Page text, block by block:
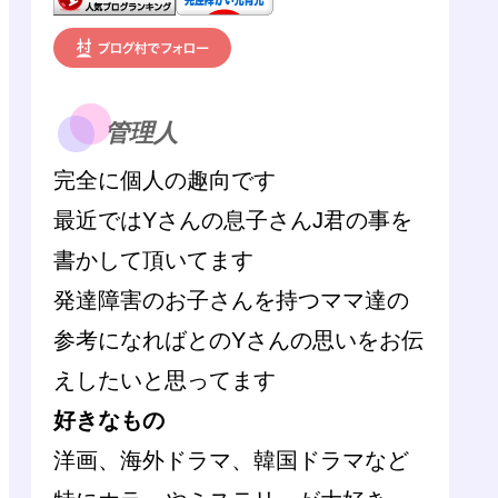
管理人
完全に個人の趣向です
最近ではYさんの息子さんJ君の事を
書かして頂いてます
発達障害のお子さんを持つママ達の
参考になればとのYさんの思いをお伝
えしたいと思ってます
好きなもの
洋画、海外ドラマ、韓国ドラマなど